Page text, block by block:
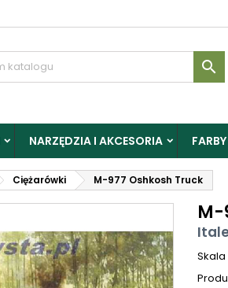

NARZĘDZIA I AKCESORIA
Ciężarówki M-977 Oshkosh Truck
M-
Skala